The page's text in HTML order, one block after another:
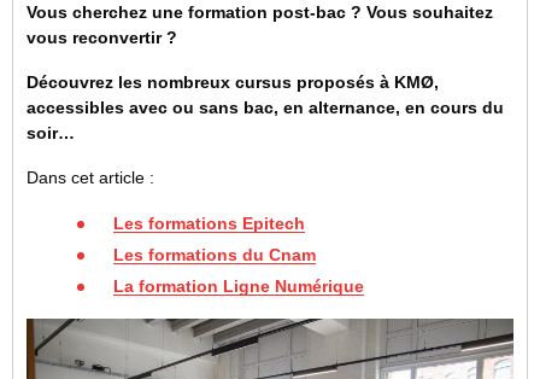
Vous cherchez une formation post-bac ? Vous souhaitez
vous reconvertir ?
Découvrez les nombreux cursus proposés à KMØ,
accessibles avec ou sans bac, en alternance, en cours du
soir…
Dans cet article :
Les formations Epitech
Les formations du Cnam
La formation Ligne Numérique